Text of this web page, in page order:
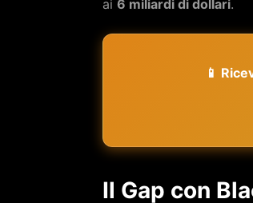
ai 6 miliardi di dollari.
📱
Il Gap con